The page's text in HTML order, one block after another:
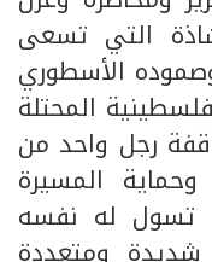
التي تسعى
الأسطوري
المحتلة
وقفة رجل واحد من
المسيرة
تسول له نفسه
شديدة ومتعددة